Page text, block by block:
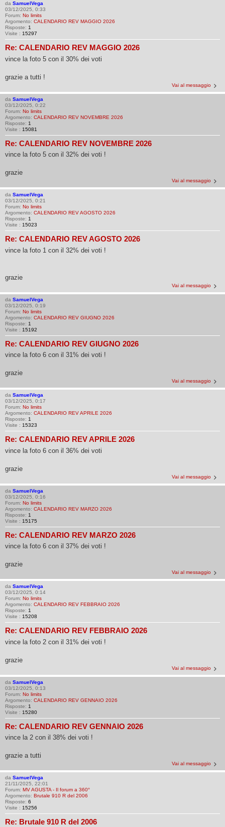
da SamuelVega
03/12/2025, 0:33
Forum: No limits
Argomento: CALENDARIO REV MAGGIO 2026
Risposte: 1
Visite : 15297
Re: CALENDARIO REV MAGGIO 2026
vince la foto 5 con il 30% dei voti
grazie a tutti !
Vai al messaggio
da SamuelVega
03/12/2025, 0:22
Forum: No limits
Argomento: CALENDARIO REV NOVEMBRE 2026
Risposte: 1
Visite : 15081
Re: CALENDARIO REV NOVEMBRE 2026
vince la foto 5 con il 32% dei voti !
grazie
Vai al messaggio
da SamuelVega
03/12/2025, 0:21
Forum: No limits
Argomento: CALENDARIO REV AGOSTO 2026
Risposte: 1
Visite : 15023
Re: CALENDARIO REV AGOSTO 2026
vince la foto 1 con il 32% dei voti !
grazie
Vai al messaggio
da SamuelVega
03/12/2025, 0:19
Forum: No limits
Argomento: CALENDARIO REV GIUGNO 2026
Risposte: 1
Visite : 15192
Re: CALENDARIO REV GIUGNO 2026
vince la foto 6 con il 31% dei voti !
grazie
Vai al messaggio
da SamuelVega
03/12/2025, 0:17
Forum: No limits
Argomento: CALENDARIO REV APRILE 2026
Risposte: 1
Visite : 15323
Re: CALENDARIO REV APRILE 2026
vince la foto 6 con il 36% dei voti
grazie
Vai al messaggio
da SamuelVega
03/12/2025, 0:16
Forum: No limits
Argomento: CALENDARIO REV MARZO 2026
Risposte: 1
Visite : 15175
Re: CALENDARIO REV MARZO 2026
vince la foto 6 con il 37% dei voti !
grazie
Vai al messaggio
da SamuelVega
03/12/2025, 0:14
Forum: No limits
Argomento: CALENDARIO REV FEBBRAIO 2026
Risposte: 1
Visite : 15208
Re: CALENDARIO REV FEBBRAIO 2026
vince la foto 2 con il 31% dei voti !
grazie
Vai al messaggio
da SamuelVega
03/12/2025, 0:13
Forum: No limits
Argomento: CALENDARIO REV GENNAIO 2026
Risposte: 1
Visite : 15280
Re: CALENDARIO REV GENNAIO 2026
vince la 2 con il 38% dei voti !
grazie a tutti
Vai al messaggio
da SamuelVega
21/11/2025, 22:01
Forum: MV AGUSTA - Il forum a 360°
Argomento: Brutale 910 R del 2006
Risposte: 6
Visite : 15256
Re: Brutale 910 R del 2006